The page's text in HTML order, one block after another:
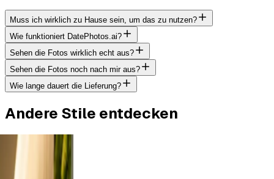
Muss ich wirklich zu Hause sein, um das zu nutzen?
Wie funktioniert DatePhotos.ai?
Sehen die Fotos wirklich echt aus?
Sehen die Fotos noch nach mir aus?
Wie lange dauert die Lieferung?
Andere Stile entdecken